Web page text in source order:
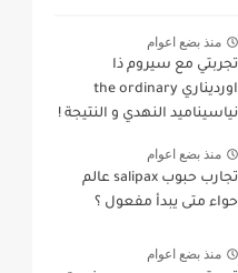
منذ بضع اعوام
تجربتي مع سيروم ذا
اورديناري the ordinary
نياسيناميد النهدي و النتيجة !
منذ بضع اعوام
تجارب حبوب salipax عالم
حواء متى يبدأ مفعول ؟
منذ بضع اعوام